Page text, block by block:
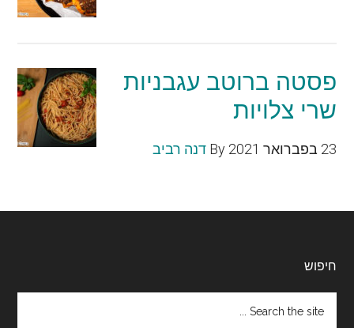
פסטה ברוטב עגבניות
שרי צלויות
23 בפברואר 2021 By דנה רביב
Footer
חיפוש
the